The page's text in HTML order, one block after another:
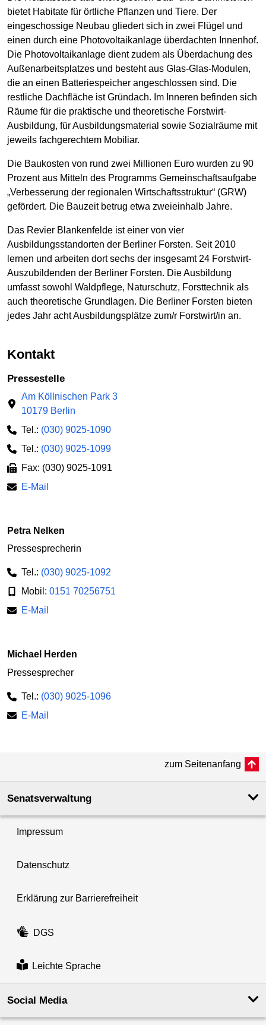
bietet Habitate für örtliche Pflanzen und Tiere. Der
eingeschossige Neubau gliedert sich in zwei Flügel und
einen durch eine Photovoltaikanlage überdachten Innenhof.
Die Photovoltaikanlage dient zudem als Überdachung des
Außenarbeitsplatzes und besteht aus Glas-Glas-Modulen,
die an einen Batteriespeicher angeschlossen sind. Die
restliche Dachfläche ist Gründach. Im Inneren befinden sich
Räume für die praktische und theoretische Forstwirt-
Ausbildung, für Ausbildungsmaterial sowie Sozialräume mit
jeweils fachgerechtem Mobiliar.
Die Baukosten von rund zwei Millionen Euro wurden zu 90
Prozent aus Mitteln des Programms Gemeinschaftsaufgabe
„Verbesserung der regionalen Wirtschaftsstruktur“ (GRW)
gefördert. Die Bauzeit betrug etwa zweieinhalb Jahre.
Das Revier Blankenfelde ist einer von vier
Ausbildungsstandorten der Berliner Forsten. Seit 2010
lernen und arbeiten dort sechs der insgesamt 24 Forstwirt-
Auszubildenden der Berliner Forsten. Die Ausbildung
umfasst sowohl Waldpflege, Naturschutz, Forsttechnik als
auch theoretische Grundlagen. Die Berliner Forsten bieten
jedes Jahr acht Ausbildungsplätze zum/r Forstwirt/in an.
Kontakt
Pressestelle
Am Köllnischen Park 3
10179 Berlin
Tel.: (030) 9025-1090
Tel.: (030) 9025-1099
Fax: (030) 9025-1091
E-Mail
Petra Nelken
Pressesprecherin
Tel.: (030) 9025-1092
Mobil: 0151 70256751
E-Mail
Michael Herden
Pressesprecher
Tel.: (030) 9025-1096
E-Mail
zum Seitenanfang
Senatsverwaltung
Impressum
Datenschutz
Erklärung zur Barrierefreiheit
DGS
Leichte Sprache
Social Media